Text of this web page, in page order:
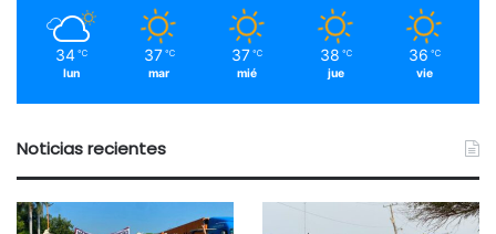
34 ℃
lun
37 ℃
mar
37 ℃
mié
38 ℃
jue
36 ℃
vie
Noticias recientes